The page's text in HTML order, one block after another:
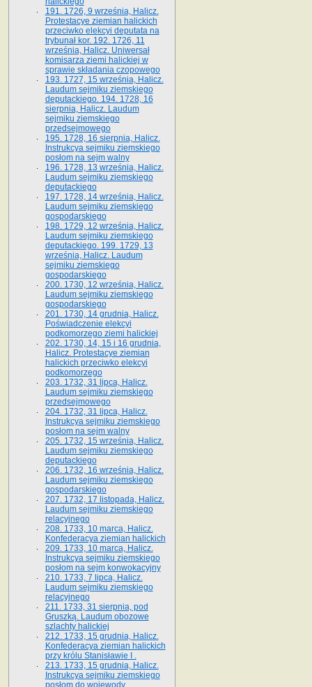
191. 1726, 9 września, Halicz.
Protestacye ziemian halickich
przeciwko elekcyi deputata na
trybunał kor. 192. 1726, 11
września, Halicz. Uniwersał
komisarza ziemi halickiej w
sprawie składania czopowego
193. 1727, 15 września, Halicz.
Laudum sejmiku ziemskiego
deputackiego. 194. 1728, 16
sierpnia, Halicz. Laudum
sejmiku ziemskiego
przedsejmowego
195. 1728, 16 sierpnia, Halicz.
Instrukcya sejmiku ziemskiego
posłom na sejm walny
196. 1728, 13 września, Halicz.
Laudum sejmiku ziemskiego
deputackiego
197. 1728, 14 września, Halicz.
Laudum sejmiku ziemskiego
gospodarskiego
198. 1729, 12 września, Halicz.
Laudum sejmiku ziemskiego
deputackiego. 199. 1729, 13
września, Halicz. Laudum
sejmiku ziemskiego
gospodarskiego
200. 1730, 12 września, Halicz.
Laudum sejmiku ziemskiego
gospodarskiego
201. 1730, 14 grudnia, Halicz.
Poświadczenie elekcyi
podkomorzego ziemi halickiej
202. 1730, 14, 15 i 16 grudnia,
Halicz. Protestacye ziemian
halickich przeciwko elekcyi
podkomorzego
203. 1732, 31 lipca, Halicz.
Laudum sejmiku ziemskiego
przedsejmowego
204. 1732, 31 lipca, Halicz.
Instrukcya sejmiku ziemskiego
posłom na sejm walny
205. 1732, 15 września, Halicz.
Laudum sejmiku ziemskiego
deputackiego
206. 1732, 16 września, Halicz.
Laudum sejmiku ziemskiego
gospodarskiego
207. 1732, 17 listopada, Halicz.
Laudum sejmiku ziemskiego
relacyjnego
208. 1733, 10 marca, Halicz.
Konfederacya ziemian halickich­
209. 1733, 10 marca, Halicz.
Instrukcya sejmiku ziemskiego
posłom na sejm konwokacyjny
210. 1733, 7 lipca, Halicz.
Laudum sejmiku ziemskiego
relacyjnego
211. 1733, 31 sierpnia, pod
Gruszką. Laudum obozowe
szlachty halickiej
212. 1733, 15 grudnia, Halicz.
Konfederacya ziemian halickich
przy królu Stanisławie I .
213. 1733, 15 grudnia, Halicz.
Instrukcya sejmiku ziemskiego
posłom do wojewody